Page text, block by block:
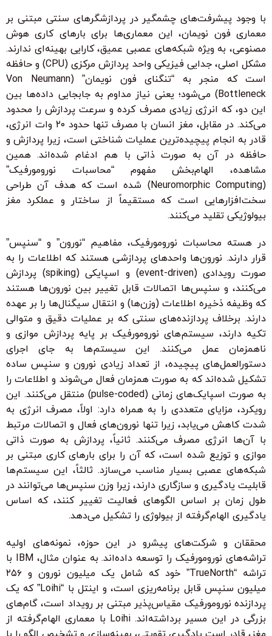
با وجود پیشرفت‌های چشمگیر در پردازشگرهای سنتی مبتنی بر
معماری فون نویمان، این معماری‌ها برای بارهای کاری هوش
مصنوعی، به ویژه شبکه‌های عصبی عمیق، کارایی بهینه‌ای ندارند.
مشکل اصلی، جدایی فیزیکی واحد پردازش مرکزی (CPU) و حافظه
است که منجر به “تنگنای فون نویمان” (Von Neumann
Bottleneck) می‌شود؛ یعنی نیاز مداوم به جابجایی داده‌ها بین
این دو، که انرژی زیادی مصرف کرده و سرعت پردازش را محدود
می‌کند. در مقابل، مغز انسان با مصرف تنها حدود ۲۰ وات انرژی،
قادر به انجام پیچیده‌ترین عملیات شناختی است، زیرا پردازش و
حافظه در آن به صورت ذاتی با هم ادغام شده‌اند. همین
مشاهده، الهام‌بخش مفهوم “محاسبات نورومورفیک”
(Neuromorphic Computing) شده است که هدف آن طراحی
سخت‌افزارهایی است که مستقیماً از ساختار و عملکرد مغز
بیولوژیکی تقلید می‌کنند.
در هسته محاسبات نورومورفیک، مفاهیم “نورون” و “سنپس”
قرار دارند. نورون‌ها واحدهای پردازشی هستند که اطلاعات را به
صورت رویدادی (event-driven) و اسپایکی (spiking) پردازش
می‌کنند، و سنپس‌ها اتصالات قابل تغییر بین نورون‌ها هستند
که وظیفه ذخیره اطلاعات (وزن‌ها) و انتقال سیگنال‌ها را بر عهده
دارند. برخلاف پردازنده‌های سنتی که بر عملیات دقیق و متوالی
تکیه دارند، سیستم‌های نورومورفیک بر پایه پردازش موازی و
ناهمزمان عمل می‌کنند. این سیستم‌ها به جای اجرای
دستورالعمل‌های پیچیده، از تعداد زیادی نورون و سنپس ساده
تشکیل شده‌اند که به صورت همزمان فعال می‌شوند و اطلاعات را
به صورت اسپایک‌های زمانی (pulse-coded) منتقل می‌کنند. این
رویکرد، مزایای متعددی را به همراه دارد: اولاً، مصرف انرژی به
شدت کاهش می‌یابد، زیرا تنها نورون‌های فعال و اتصالات مرتبط
با آن‌ها انرژی مصرف می‌کنند. ثانیاً، پردازش به صورت ذاتی
موازی و توزیع شده است، که آن را برای بارهای کاری مبتنی بر
شبکه‌های عصبی بسیار مناسب می‌سازد. ثالثاً، این سیستم‌ها
قابلیت یادگیری و سازگاری دارند، زیرا وزن سنپس‌ها می‌توانند در
طول زمان بر اساس الگوهای فعالیت تغییر کنند، که اساس
یادگیری الهام‌گرفته از بیولوژی را تشکیل می‌دهد.
محققان و شرکت‌های پیشرو در این حوزه، نمونه‌های اولیه
تراشه‌های نورومورفیک را توسعه داده‌اند. به عنوان مثال، IBM با
تراشه “TrueNorth” خود که شامل یک میلیون نورون و ۲۵۶
میلیون سنپس قابل برنامه‌ریزی است، و اینتل با “Loihi” که یک
پردازنده نورومورفیک مقیاس‌پذیر مبتنی بر رویداد است، گام‌های
بزرگی در این مسیر برداشته‌اند. Loihi با معماری الهام‌گرفته از